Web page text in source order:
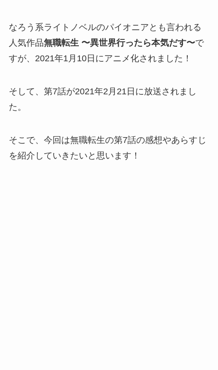
なろう系ライトノベルのパイオニアとも言われる
人気作品無職転生 〜異世界行ったら本気だす〜で
すが、2021年1月10日にアニメ化されました！
そして、第7話が2021年2月21日に放送されまし
た。
そこで、今回は無職転生の第7話の感想やあらすじ
を紹介していきたいと思います！